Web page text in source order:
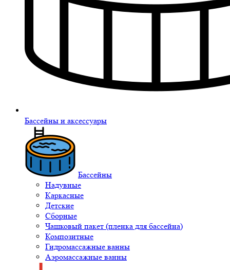
Бассейны и аксессуары
Бассейны
Надувные
Каркасные
Детские
Сборные
Чашковый пакет (пленка для бассейна)
Композитные
Гидромассажные ванны
Аэромассажные ванны